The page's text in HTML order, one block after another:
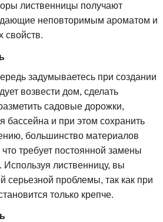
лиственницы получают
неповторимым ароматом и
свойств.
задумываетесь при создании
возвести дом, сделать
садовые дорожки,
бассейна и при этом сохранить
большинство материалов
требует постоянной замены
лиственницу, вы
серьезной проблемы, так как при
только крепче.